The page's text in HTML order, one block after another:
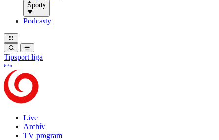
Športy
Podcasty
Tipsport liga
Live
Archív
TV program